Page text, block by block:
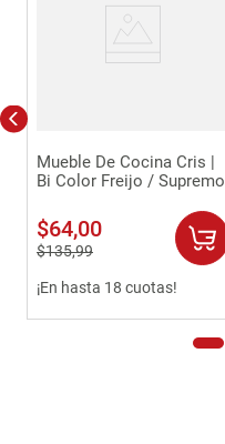
Mueble De Cocina Cris |
Bi Color Freijo / Supremo
$64,00
$135,99
¡En hasta 18 cuotas!